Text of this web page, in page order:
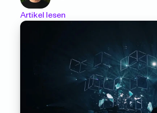
Artikel lesen